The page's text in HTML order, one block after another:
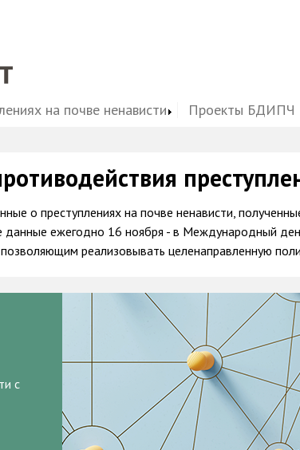
на почве ненависти Проекты БДИПЧ
о преступлениях на почве ненависти,
данные ежегодно 16 ноября - в Международный
реализовывать целенаправленную
с